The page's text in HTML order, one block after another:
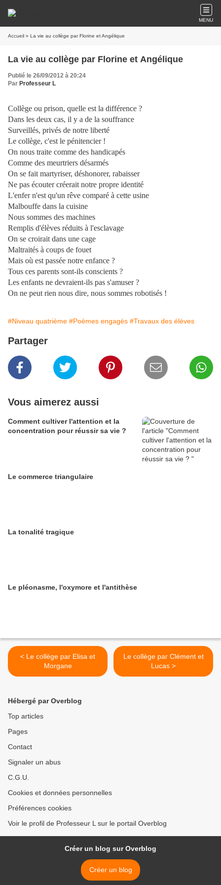
MENU
Accueil » La vie au collège par Florine et Angélique
La vie au collège par Florine et Angélique
Publié le 26/09/2012 à 20:24
Par Professeur L
Collège ou prison, quelle est la différence ?
Dans les deux cas, il y a de la souffrance
Surveillés, privés de notre liberté
Le collège, c'est le pénitencier !
On nous traite comme des handicapés
Comme des meurtriers désarmés
On se fait martyriser, déshonorer, rabaisser
Ne pas écouter créerait notre propre identité
L'enfer n'est qu'un rêve comparé à cette usine
Malbouffe dans la cuisine
Nous sommes des machines
Remplis d'élèves réduits à l'esclavage
On se croirait dans une cage
Maltraités à coups de fouet
Mais où est passée notre enfance ?
Tous ces parents sont-ils conscients ?
Les enfants ne devraient-ils pas s'amuser ?
On ne peut rien nous dire, nous sommes robotisés !
#Niveau quatrième #Poèmes engagés #Travaux des élèves
Partager
Vous aimerez aussi
Comment cultiver l'attention et la
concentration pour réussir sa vie ?
Le commerce triangulaire
La tonalité tragique
Le pléonasme, l'oxymore et l'antithèse
< Le collège par Elisa et
Morgane
Le collège par Clément et
Lucas >
Hébergé par Overblog
Top articles
Pages
Contact
Signaler un abus
C.G.U.
Cookies et données personnelles
Préférences cookies
Voir le profil de Professeur L sur le portail Overblog
Créer un blog sur Overblog
Créer un blog